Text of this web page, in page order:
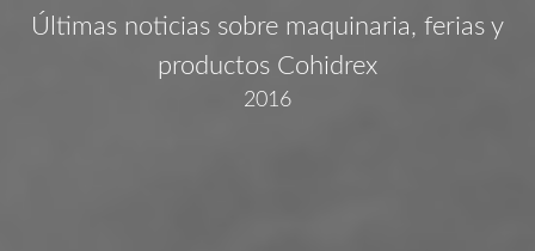
Últimas noticias sobre maquinaria, ferias y
productos Cohidrex
2016